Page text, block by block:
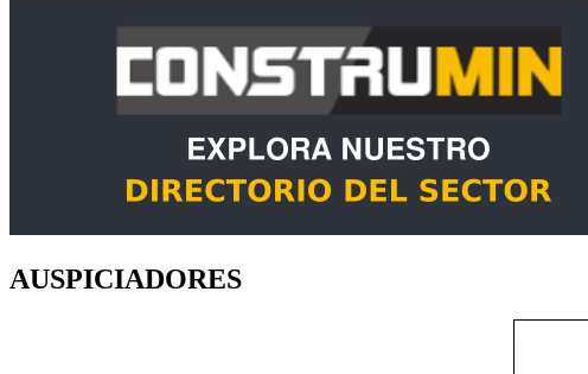
AUSPICIADORES